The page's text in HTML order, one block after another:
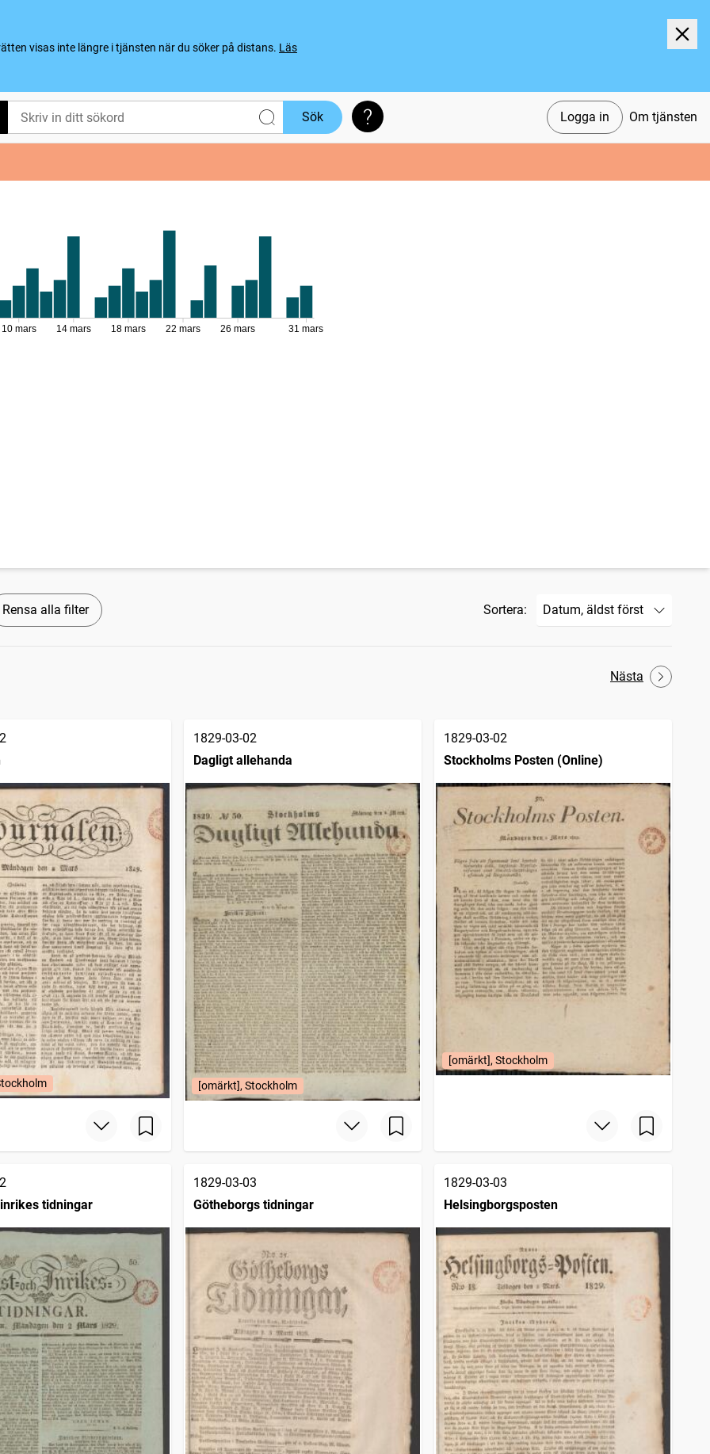
visas inte längre i tjänsten när du söker på distans. Läs
Logga in Om tjänsten
Sök Söktips
10 mars 14 mars 18 mars 22 mars 26 mars 31 mars
Rensa alla filter Sortera:
Nästa
1829-03-02
Dagligt allehanda
[omärkt], Stockholm
1829-03-02
Stockholms Posten (Online)
[omärkt], Stockholm
tidningar
1829-03-03
Götheborgs tidningar
1829-03-03
Helsingborgsposten